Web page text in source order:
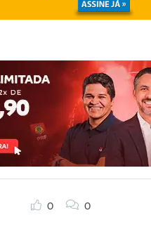
0 0